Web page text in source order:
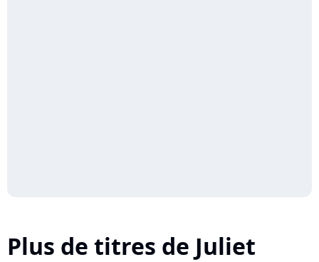
Plus de titres de Juliet